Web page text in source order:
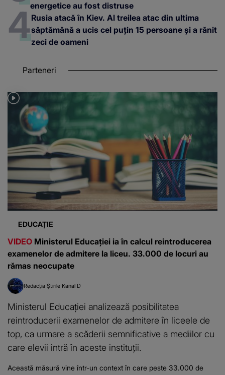
energetice au fost distruse
Rusia atacă în Kiev. Al treilea atac din ultima
săptămână a ucis cel puțin 15 persoane și a rănit
zeci de oameni
Parteneri
EDUCAȚIE
VIDEO Ministerul Educației ia în calcul reintroducerea
examenelor de admitere la liceu. 33.000 de locuri au
rămas neocupate
Redacția Știrile Kanal D
Ministerul Educației analizează posibilitatea
reintroducerii examenelor de admitere în liceele de
top, ca urmare a scăderii semnificative a mediilor cu
care elevii intră în aceste instituții.
Această măsură vine într-un context în care peste 33.000 de